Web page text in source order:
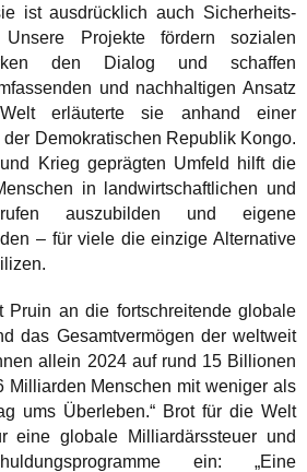
ist ausdrücklich auch Sicherheits-
Projekte fördern sozialen
den Dialog und schaffen
und nachhaltigen Ansatz
erläuterte sie anhand einer
Demokratischen Republik Kongo.
Krieg geprägten Umfeld hilft die
in landwirtschaftlichen und
auszubilden und eigene
– für viele die einzige Alternative
Pruin an die fortschreitende globale
das Gesamtvermögen der weltweit
allein 2024 auf rund 15 Billionen
Milliarden Menschen mit weniger als
ums Überleben.“ Brot für die Welt
eine globale Milliardärssteuer und
ein: „Eine